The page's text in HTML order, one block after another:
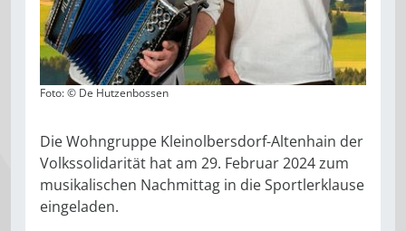
Die Wohngruppe Kleinolbersdorf-Altenhain der
Volkssolidarität hat am 29. Februar 2024 zum
musikalischen Nachmittag in die Sportlerklause
eingeladen.
Foto: © De Hutzenbossen